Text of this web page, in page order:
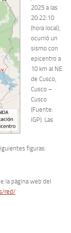
2025 a las
20:22:10
(hora local),
ocurrió un
sismo con
epicentro a
10 km al NE
de Cusco,
Cusco –
Cusco
(Fuente:
IGP). Las
figuras:
la página web del
red/